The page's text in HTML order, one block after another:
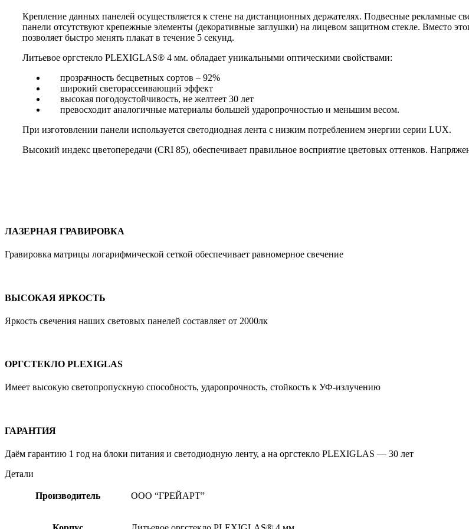
Крепление данных панелей осуществляется к стене на дистанционных держателях. Подвесные рекламные
панели отсутствуют крепежные элементы (декоративные заглушки) на лицевом защитном стекле. Вместо
позволяет быстро менять плакат в течение 5 секунд.
Литьевое оргстекло PLEXIGLAS® 4 мм. обладает уникальными оптическими свойствами:
прозрачность бесцветных сортов – 92%
широкий светорассеивающий эффект
высокая погодоустойчивость, не желтеет 30 лет
превосходит аналогичные материалы большей ударопрочностью и меньшим весом.
При изготовлении панели используется светодиодная лента с низким потреблением энергии серии LUX.
Высокий индекс цветопередачи (CRI 85), обеспечивает правильное восприятие цветовых оттенков.
ЛАЗЕРНАЯ ГРАВИРОВКА
Гравировка матрицы логарифмической сеткой обеспечивает равномерное свечение
ВЫСОКАЯ ЯРКОСТЬ
Яркость свечения наших световых панелей составляет от 2000лк
ОРГСТЕКЛО PLEXIGLAS
Имеет высокую cветопропускную способность, ударопрочность, стойкость к УФ-излучению
ГАРАНТИЯ
Даём гарантию 1 год на блоки питания и светодиодную ленту, а на оргстекло PLEXIGLAS — 30 лет
Детали
Производитель ООО “ГРЕЙАРТ”